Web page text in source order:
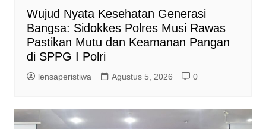
Wujud Nyata Kesehatan Generasi
Bangsa: Sidokkes Polres Musi Rawas
Pastikan Mutu dan Keamanan Pangan
di SPPG I Polri
lensaperistiwa Agustus 5, 2026 0